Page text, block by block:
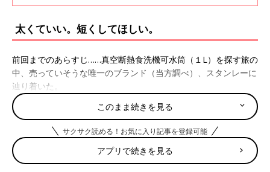
太くていい。短くしてほしい。
前回までのあらすじ……真空断熱食洗機可水筒（１L）を探す旅の
中、売っていそうな唯一のブランド（当方調べ）、スタンレーに
辿り着いた。
というわけで最後の砦、スタンレーにて真空断熱食洗機可水筒を
探してみたところ、あった！１Lもあるし、1.9Lもある！さすが
はスタンレーさんや！いや今回初めて存じ上げたのですけど、じ
ゃあ1Ⅼを…と思ったところでサイズを見てみると、長いのであ
このまま続きを見る
サクサク読める！お気に入り記事を登録可能
アプリで続きを見る